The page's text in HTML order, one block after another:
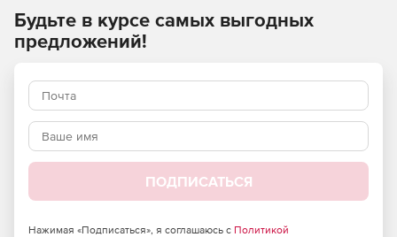
обновляется, и все пользователи получают бесплатные
автоматические обновления, а также полную
техническую поддержку по телефону и электронной
Особенности Uranium Backup:
Копирование на ленточный накопитель – программа
LTO и т. д.; любыми ленточными накопителями (SCSI,
Аварийное восстановление (копирование образа
Будьте в курсе самых выгодных
предложений!
ПОДПИСАТЬСЯ
Нажимая «Подписаться», я соглашаюсь с Политикой